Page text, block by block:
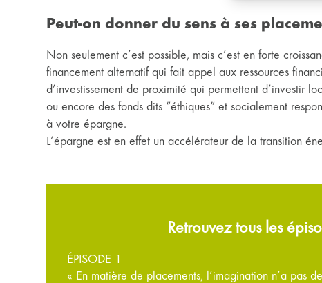
Peut-on donner du sens à ses
Non seulement c’est possible, mais c’est en forte
financement alternatif qui fait appel aux ressources
d’investissement de proximité qui permettent d’investir
ou encore des fonds dits “éthiques” et socialement
à votre épargne.
L’épargne est en effet un accélérateur de la transition
Retrouvez tous les
ÉPISODE 1
« En matière de placements, l’imagination n’a pas